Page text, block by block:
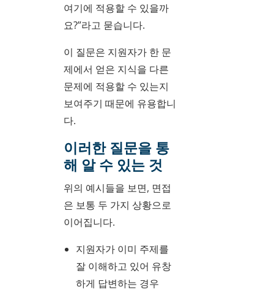
여기에 적용할 수 있을까
요?”라고 묻습니다.
이 질문은 지원자가 한 문
제에서 얻은 지식을 다른
문제에 적용할 수 있는지
보여주기 때문에 유용합니
다.
이러한 질문을 통
해 알 수 있는 것
위의 예시들을 보면, 면접
은 보통 두 가지 상황으로
이어집니다.
지원자가 이미 주제를
잘 이해하고 있어 유창
하게 답변하는 경우